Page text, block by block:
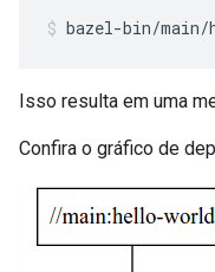
bazel-bin/
Isso resulta em uma
Confira o gráfico de